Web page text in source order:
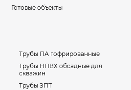
Готовые объекты
Трубы ПА гофрированные
Трубы НПВХ обсадные для
скважин
Трубы ЗПТ